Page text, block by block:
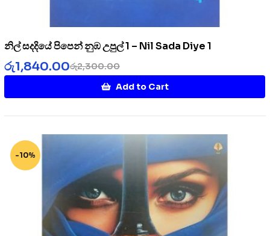
නිල් සදදියේ පිපෙන් නුඹ උපුල් 1 – Nil Sada Diye 1
රු2,300.00
රු1,840.00
Add to Cart
-10%